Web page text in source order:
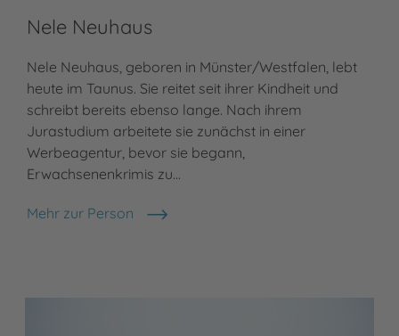
Nele Neuhaus
Nele Neuhaus, geboren in Münster/Westfalen, lebt
heute im Taunus. Sie reitet seit ihrer Kindheit und
schreibt bereits ebenso lange. Nach ihrem
Jurastudium arbeitete sie zunächst in einer
Werbeagentur, bevor sie begann,
Erwachsenenkrimis zu…
Mehr zur Person
Nele Neuhaus